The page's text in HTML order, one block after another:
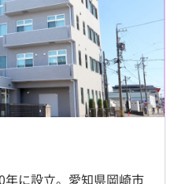
ち合わせでお客様先に伺う
8時間）
／月
に設立。愛知県岡崎市